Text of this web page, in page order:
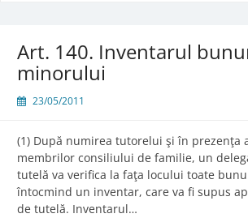
Art. 140. Inventarul
minorului
23/05/2011
(1) După numirea tutorelui şi în prezenţa
membrilor consiliului de familie, un
tutelă va verifica la faţa locului toate
întocmind un inventar, care va fi supus
de tutelă. Inventarul…